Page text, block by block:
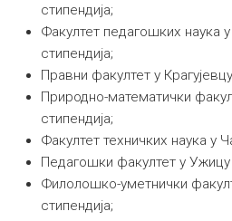
стипендија;
Факултет педагошких наука
стипендија;
Правни факултет у
Природно-математички
стипендија;
Факултет техничких наука у
Педагошки факултет у Ужицу
Филолошко-уметнички
стипендија;